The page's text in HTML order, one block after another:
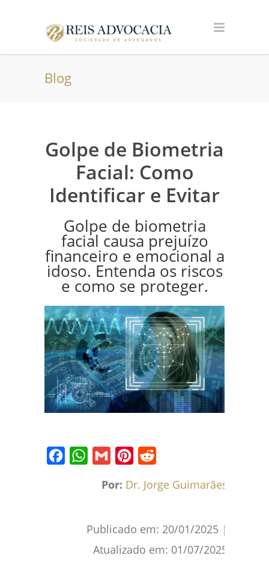
Blog
Golpe de Biometria
Facial: Como
Identificar e Evitar
Golpe de biometria
facial causa prejuízo
financeiro e emocional a
idoso. Entenda os riscos
e como se proteger.
Por: Dr. Jorge Guimarães
Publicado em: 20/01/2025 |
Atualizado em: 01/07/2025